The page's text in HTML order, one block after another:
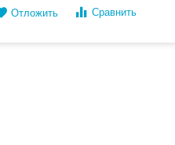
Отложить Сравнить